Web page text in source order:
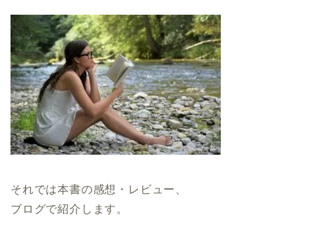
それでは本書の感想・レビュー、
ブログで紹介します。